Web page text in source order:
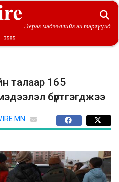
Эерэг мэдээллийг эн тэргүүнд
3585
талаар 165
бүртгэгджээ